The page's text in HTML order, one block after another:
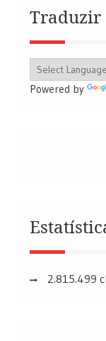
Traduzir
Powered by
2.815.499